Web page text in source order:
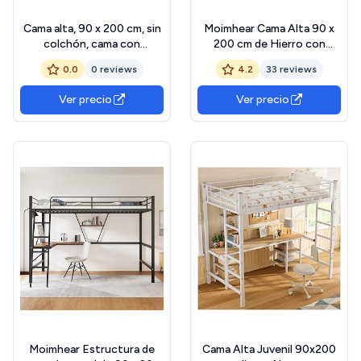
Cama alta, 90 x 200 cm, sin
colchón, cama con
escritorio, con enchufe y
USB, varios estantes,
armario de almacenamiento
abierto, barandilla, escalera,
marco de hierro, negro
0.0 0 reviews
Ver precio
Moimhear Cama Alta 90 x
200 cm de Hierro con
Escalera, Cuna con Marco
de Hierro y Estante de
Almacenamiento, Armario
(Blanco)
4.2 33 reviews
Ver precio
Moimhear Estructura de
Cama Alta Juvenil 90x200